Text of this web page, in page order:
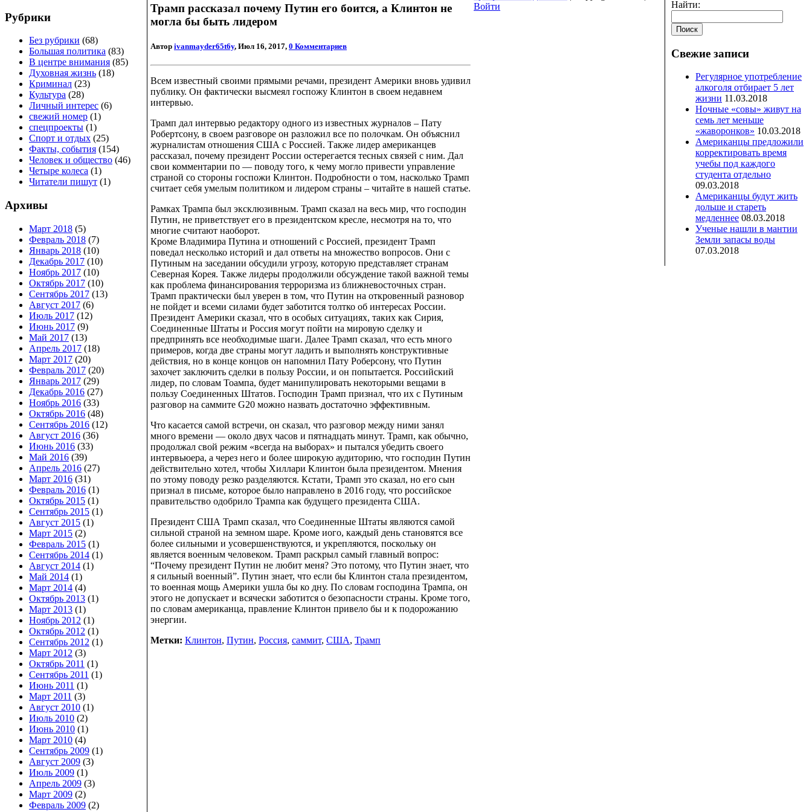
Рубрики
Без рубрики (68)
Большая политика (83)
В центре внимания (85)
Духовная жизнь (18)
Криминал (23)
Культура (28)
Личный интерес (6)
свежий номер (1)
спецпроекты (1)
Спорт и отдых (25)
Факты, события (154)
Человек и общество (46)
Четыре колеса (1)
Читатели пишут (1)
Архивы
Март 2018 (5)
Февраль 2018 (7)
Январь 2018 (10)
Декабрь 2017 (10)
Ноябрь 2017 (10)
Октябрь 2017 (10)
Сентябрь 2017 (13)
Август 2017 (6)
Июль 2017 (12)
Июнь 2017 (9)
Май 2017 (13)
Апрель 2017 (18)
Март 2017 (20)
Февраль 2017 (20)
Январь 2017 (29)
Декабрь 2016 (27)
Ноябрь 2016 (33)
Октябрь 2016 (48)
Сентябрь 2016 (12)
Август 2016 (36)
Июнь 2016 (33)
Май 2016 (39)
Апрель 2016 (27)
Март 2016 (31)
Февраль 2016 (1)
Октябрь 2015 (1)
Сентябрь 2015 (1)
Август 2015 (1)
Март 2015 (2)
Февраль 2015 (1)
Сентябрь 2014 (1)
Август 2014 (1)
Май 2014 (1)
Март 2014 (4)
Октябрь 2013 (1)
Март 2013 (1)
Ноябрь 2012 (1)
Октябрь 2012 (1)
Сентябрь 2012 (1)
Март 2012 (3)
Октябрь 2011 (1)
Сентябрь 2011 (1)
Июнь 2011 (1)
Март 2011 (3)
Август 2010 (1)
Июль 2010 (2)
Июнь 2010 (1)
Март 2010 (4)
Сентябрь 2009 (1)
Август 2009 (3)
Июль 2009 (1)
Апрель 2009 (3)
Март 2009 (2)
Февраль 2009 (2)
Найти:
Свежие записи
Регулярное употребление
алкоголя отбирает 5 лет
жизни 11.03.2018
Ночные «совы» живут на
семь лет меньше
«жаворонков» 10.03.2018
Американцы предложили
корректировать время
учебы под каждого
студента отдельно
09.03.2018
Американцы будут жить
дольше и стареть
медленнее 08.03.2018
Ученые нашли в мантии
Земли запасы воды
07.03.2018
Трамп рассказал почему Путин его боится, а Клинтон не
могла бы быть лидером
Автор ivanmayder65t6y, Июл 16, 2017, 0 Комментариев
Всем известный своими прямыми речами, президент Америки вновь удивил
публику. Он фактически высмеял госпожу Клинтон в своем недавнем
интервью.
Трамп дал интервью редактору одного из известных журналов – Пату
Робертсону, в своем разговоре он разложил все по полочкам. Он объяснил
журналистам отношения США с Россией. Также лидер американцев
рассказал, почему президент России остерегается тесных связей с ним. Дал
свои комментарии по — поводу того, к чему могло привести управление
страной со стороны госпожи Клинтон. Подробности о том, насколько Трамп
считает себя умелым политиком и лидером страны – читайте в нашей статье.
Рамках Трампа был эксклюзивным. Трамп сказал на весь мир, что господин
Путин, не приветствует его в президентском кресле, несмотря на то, что
многие считают наоборот.
Кроме Владимира Путина и отношений с Россией, президент Трамп
поведал несколько историй и дал ответы на множество вопросов. Они с
Путиным на заседании обсудили угрозу, которую представляет странам
Северная Корея. Также лидеры продолжили обсуждение такой важной темы
как проблема финансирования терроризма из ближневосточных стран.
Трамп практически был уверен в том, что Путин на откровенный разновор
не пойдет и всеми силами будет заботится толтко об интересах России.
Президент Америки сказал, что в особых ситуациях, таких как Сирия,
Соединенные Штаты и Россия могут пойти на мировую сделку и
предпринять все необходимые шаги. Далее Трамп сказал, что есть много
примеров, когда две страны могут ладить и выполнять конструктивные
действия, но в конце концов он напомнил Пату Роберсону, что Путин
захочет заключить сделки в пользу России, и он попытается. Российский
лидер, по словам Тоампа, будет манипулировать некоторыми вещами в
пользу Соединенных Штатов. Господин Трамп признал, что их с Путиным
разговор на саммите G20 можно назвать достаточно эффективным.
Что касается самой встречи, он сказал, что разговор между ними занял
много времени — около двух часов и пятнадцать минут. Трамп, как обычно,
продолжал свой режим «всегда на выборах» и пытался убедить своего
интервьюера, а через него и более широкую аудиторию, что господин Путин
действительно хотел, чтобы Хиллари Клинтон была президентом. Мнения
по этому поводу резко разделяются. Кстати, Трамп это сказал, но его сын
признал в письме, которое было направлено в 2016 году, что российское
правительство одобрило Трампа как будущего президента США.
Президент США Трамп сказал, что Соединенные Штаты являются самой
сильной страной на земном шаре. Кроме иого, каждый день становятся все
более сильными и усовершенствуются, и укрепляются, поскольку он
является военным человеком. Трамп раскрыл самый главный вопрос:
“Почему президент Путин не любит меня? Это потому, что Путин знает, что
я сильный военный”. Путин знает, что если бы Клинтон стала президентом,
то военная мощь Америки ушла бы ко дну. По словам господина Трампа, он
этого не допускает и всячески заботится о безопасности страны. Кроме того,
по словам американца, правление Клинтон привело бы и к подорожанию
энергии.
Метки: Клинтон, Путин, Россия, саммит, США, Трамп
Войти